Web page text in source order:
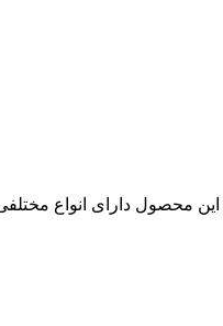
این محصول دارای انواع